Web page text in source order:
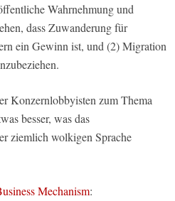
Wahrnehmung und
dass Zuwanderung für
ein Gewinn ist, und (2) Migration
Konzernlobbyisten zum Thema
besser, was das
ziemlich wolkigen Sprache
Mechanism: